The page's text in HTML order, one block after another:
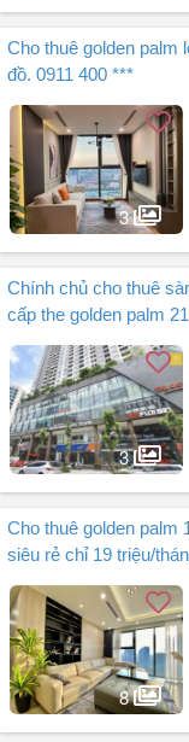
- Dự án The Golden
Người đăng: BDS Nhà
Golden Palm Lê Văn
Căn hộ 110m² thiết kế
Giá thuê từ 18 triệu/
Dự án cao cấp, ngay
Hà Nội kết nối 3 quận
đủ (bể bơi, phòng
Cho thuê golden palm
đồ. 0911 400 ***
3
Người đăng: BDS Nhà
Cho thuê căn hộ cao
* Căn hộ: 70m² thiết
công thoáng mát...
- Căn hộ được trang bị
* Tiện ích: Tòa nhà
Ảnh minh họa
* Giá thuê 15 triệu/
Chính chủ cho thuê
cấp the golden palm
3
Người đăng: Phạm
Cần cho thuê mặt sàn
Vị trí tầng 6.
Giá 27 triệu/tháng (có
Liên hệ: em Quyết.
Cho thuê golden palm
siêu rẻ chỉ 19 triệu/
8